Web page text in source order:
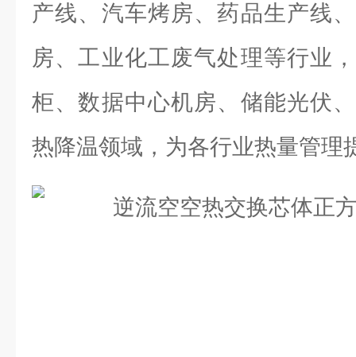
产线、汽车烤房、药品生产线
房、工业化工废气处理等行业
柜、数据中心机房、储能光伏
热降温领域，为各行业热量管理